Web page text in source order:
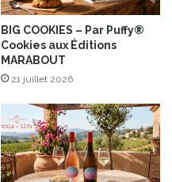
BIG COOKIES – Par Puffy®
Cookies aux Éditions
MARABOUT
21 juillet 2026